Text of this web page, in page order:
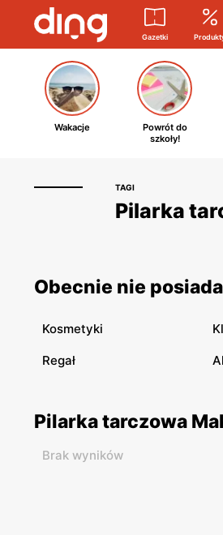
Gazetki
Wakacje
Powrót do
szkoły!
TAGI
Pilarka
Obecnie nie
Kosmetyki
Regał
Pilarka tarczowa
Brak wyników